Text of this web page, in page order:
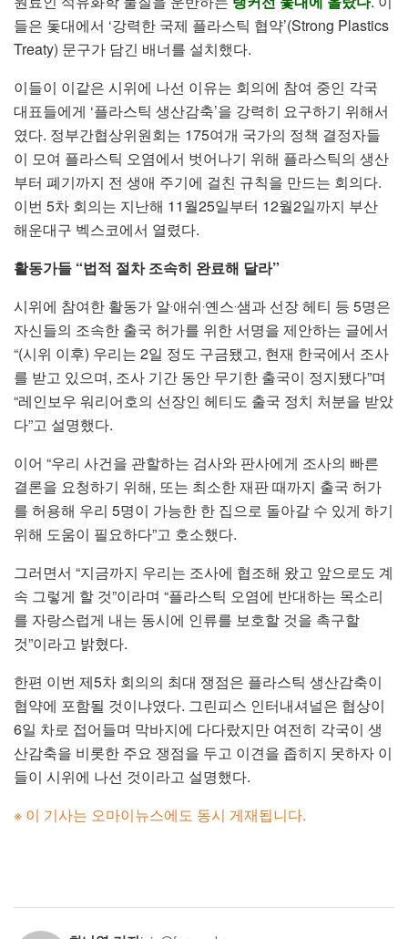
들은 돛대에서 ‘강력한 국제 플라스틱 협약’(Strong Plastics
Treaty) 문구가 담긴 배너를 설치했다.
이들이 이같은 시위에 나선 이유는 회의에 참여 중인 각국
대표들에게 ‘플라스틱 생산감축’을 강력히 요구하기 위해서
였다. 정부간협상위원회는 175여개 국가의 정책 결정자들
이 모여 플라스틱 오염에서 벗어나기 위해 플라스틱의 생산
부터 폐기까지 전 생애 주기에 걸친 규칙을 만드는 회의다.
이번 5차 회의는 지난해 11월25일부터 12월2일까지 부산
해운대구 벡스코에서 열렸다.
활동가들 “법적 절차 조속히 완료해 달라”
시위에 참여한 활동가 알‧애쉬‧옌스‧샘과 선장 헤티 등 5명은
자신들의 조속한 출국 허가를 위한 서명을 제안하는 글에서
“(시위 이후) 우리는 2일 정도 구금됐고, 현재 한국에서 조사
를 받고 있으며, 조사 기간 동안 무기한 출국이 정지됐다”며
“레인보우 워리어호의 선장인 헤티도 출국 정치 처분을 받았
다”고 설명했다.
이어 “우리 사건을 관할하는 검사와 판사에게 조사의 빠른
결론을 요청하기 위해, 또는 최소한 재판 때까지 출국 허가
를 허용해 우리 5명이 가능한 한 집으로 돌아갈 수 있게 하기
위해 도움이 필요하다”고 호소했다.
그러면서 “지금까지 우리는 조사에 협조해 왔고 앞으로도 계
속 그렇게 할 것”이라며 “플라스틱 오염에 반대하는 목소리
를 자랑스럽게 내는 동시에 인류를 보호할 것을 촉구할
것”이라고 밝혔다.
한편 이번 제5차 회의의 최대 쟁점은 플라스틱 생산감축이
협약에 포함될 것이냐였다. 그린피스 인터내셔널은 협상이
6일 차로 접어들며 막바지에 다다랐지만 여전히 각국이 생
산감축을 비롯한 주요 쟁점을 두고 이견을 좁히지 못하자 이
들이 시위에 나선 것이라고 설명했다.
※ 이 기사는 오마이뉴스에도 동시 게재됩니다.